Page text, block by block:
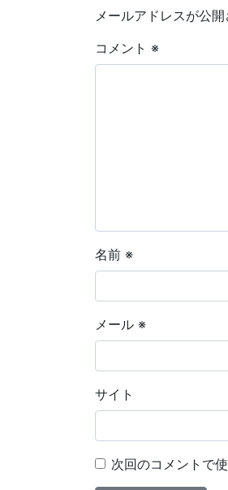
メールアドレスが公開
コメント ※
名前 ※
メール ※
サイト
次回のコメントで